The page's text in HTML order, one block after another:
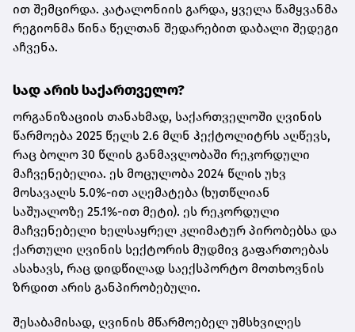
ით შემცირდა. კატალონიის გარდა, ყველა წამყვანმა
რეგიონმა წინა წელთან შედარებით დაბალი შედეგი
აჩვენა.
სად არის საქართველო?
ორგანიზაციის თანახმად, საქართველოში ღვინის
წარმოება 2025 წელს 2.6 მლნ ჰექტოლიტრს აღწევს,
რაც ბოლო 30 წლის განმავლობაში რეკორდული
მაჩვენებელია. ეს მოცულობა 2024 წლის უხვ
მოსავალს 5.0%-ით აღემატება (ხუთწლიან
საშუალოზე 25.1%-ით მეტი). ეს რეკორდული
მაჩვენებელი ხელსაყრელ კლიმატურ პირობებსა და
ქართული ღვინის სექტორის მუდმივ გაფართოებას
ასახავს, რაც დიდწილად საექსპორტო მოთხოვნის
ზრდით არის განპირობებული.
შესაბამისად, ღვინის მწარმოებელ უმსხვილეს